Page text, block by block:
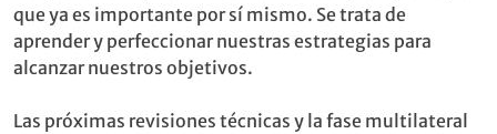
que ya es importante por sí mismo. Se trata de
aprender y perfeccionar nuestras estrategias para
alcanzar nuestros objetivos.
Las próximas revisiones técnicas y la fase multilateral